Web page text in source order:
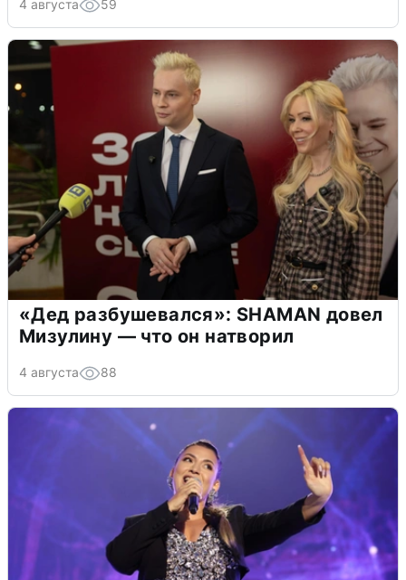
4 августа 59
«Дед разбушевался»: SHAMAN довел
Мизулину — что он натворил
4 августа 88